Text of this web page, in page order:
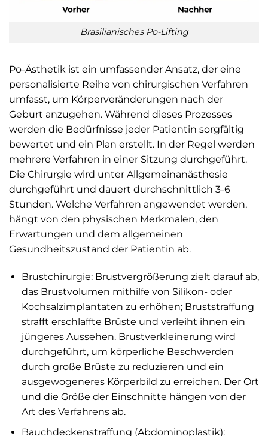
Brasilianisches Po-Lifting
Po-Ästhetik ist ein umfassender Ansatz, der eine
personalisierte Reihe von chirurgischen Verfahren
umfasst, um Körperveränderungen nach der
Geburt anzugehen. Während dieses Prozesses
werden die Bedürfnisse jeder Patientin sorgfältig
bewertet und ein Plan erstellt. In der Regel werden
mehrere Verfahren in einer Sitzung durchgeführt.
Die Chirurgie wird unter Allgemeinanästhesie
durchgeführt und dauert durchschnittlich 3-6
Stunden. Welche Verfahren angewendet werden,
hängt von den physischen Merkmalen, den
Erwartungen und dem allgemeinen
Gesundheitszustand der Patientin ab.
Brustchirurgie: Brustvergrößerung zielt darauf ab,
das Brustvolumen mithilfe von Silikon- oder
Kochsalzimplantaten zu erhöhen; Bruststraffung
strafft erschlaffte Brüste und verleiht ihnen ein
jüngeres Aussehen. Brustverkleinerung wird
durchgeführt, um körperliche Beschwerden
durch große Brüste zu reduzieren und ein
ausgewogeneres Körperbild zu erreichen. Der Ort
und die Größe der Einschnitte hängen von der
Art des Verfahrens ab.
Bauchdeckenstraffung (Abdominoplastik):